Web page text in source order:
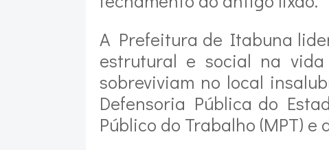
A Prefeitura de Itabuna
estrutural e social na
sobreviviam no local
Defensoria Pública do
Público do Trabalho (MPT) e